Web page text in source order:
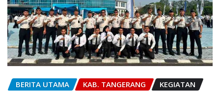
BERITA UTAMA KAB. TANGERANG KEGIATAN